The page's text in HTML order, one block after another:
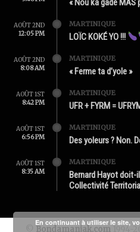
« Nou ka gadé MAS
AOÛT 2ND
12:05 PM
MARTINIQUE
LOÏC KOKÉ YO !!!
AOÛT 2ND
8:08 AM
MARTINIQUE
« Ferme ta d’yole »
AOÛT 1ST
8:42 PM
MARTINIQUE
UFR + FYRM =
AOÛT 1ST
6:56 PM
MARTINIQUE
Des yoleurs ? Non.
AOÛT 1ST
8:35 AM
MARTINIQUE
Bernard Hayot doit-
Collectivité
Bondamanjak.com 1994-
En continuant à utiliser le site,